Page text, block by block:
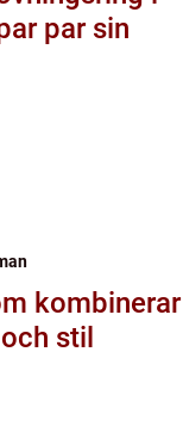
kombinerar
stil